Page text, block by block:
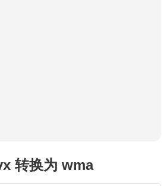
转换为 wma